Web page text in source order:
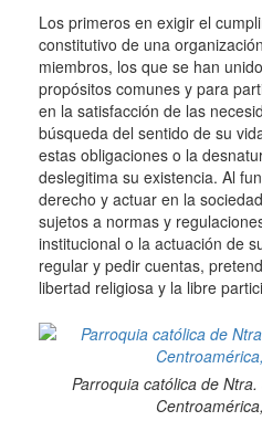
Los primeros en exigir el
constitutivo de una
miembros, los que se han
propósitos comunes y para
en la satisfacción de las
búsqueda del sentido de su
estas obligaciones o la
deslegitima su existencia. Al
derecho y actuar en la
sujetos a normas y
institucional o la actuación de
regular y pedir cuentas,
libertad religiosa y la libre
Parroquia católica de Ntra.